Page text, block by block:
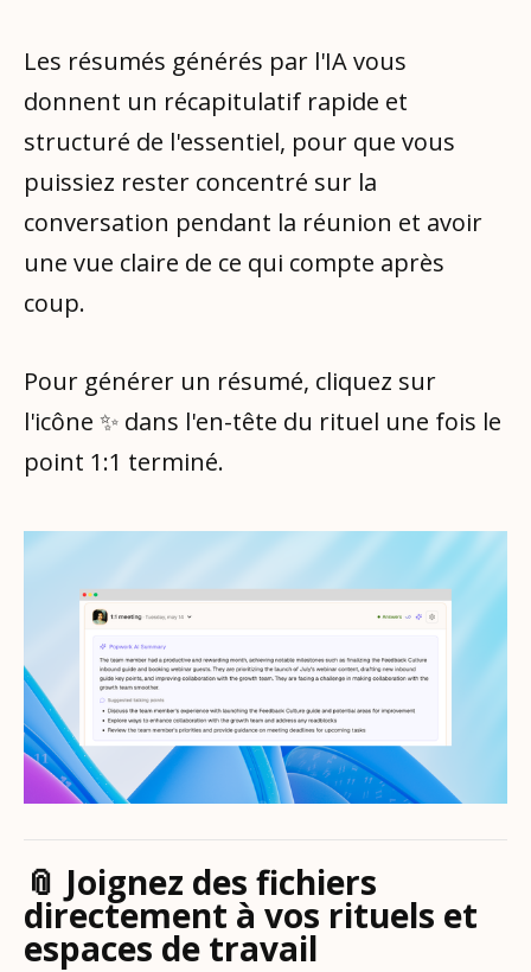
Les résumés générés par l'IA vous
donnent un récapitulatif rapide et
structuré de l'essentiel, pour que vous
puissiez rester concentré sur la
conversation pendant la réunion et avoir
une vue claire de ce qui compte après
coup.
Pour générer un résumé, cliquez sur
l'icône ✨ dans l'en-tête du rituel une fois le
point 1:1 terminé.
📎 Joignez des fichiers
directement à vos rituels et
espaces de travail